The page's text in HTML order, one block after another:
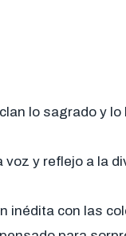
lo sagrado y
voz y reflejo a la
inédita con las